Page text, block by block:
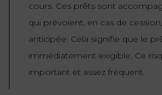
cours. Ces prêts sont
qui prévoient, en cas de
anticipée. Cela signifie que le
immédiatement exigible. Ce
important et assez fréquent.